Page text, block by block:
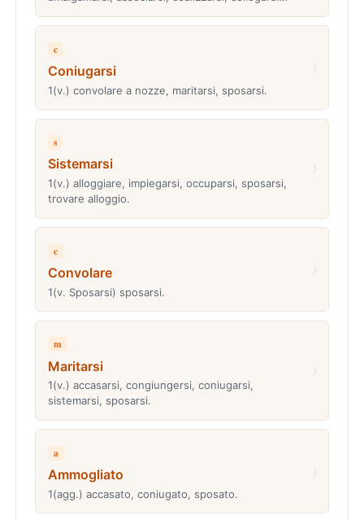
c
Coniugarsi
1(v.) convolare a nozze, maritarsi, sposarsi.
s
Sistemarsi
1(v.) alloggiare, impiegarsi, occuparsi, sposarsi,
trovare alloggio.
c
Convolare
1(v. Sposarsi) sposarsi.
m
Maritarsi
1(v.) accasarsi, congiungersi, coniugarsi,
sistemarsi, sposarsi.
a
Ammogliato
1(agg.) accasato, coniugato, sposato.